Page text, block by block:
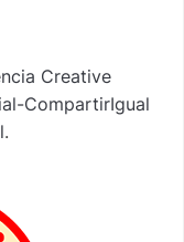
Creative
CompartirIgual
.